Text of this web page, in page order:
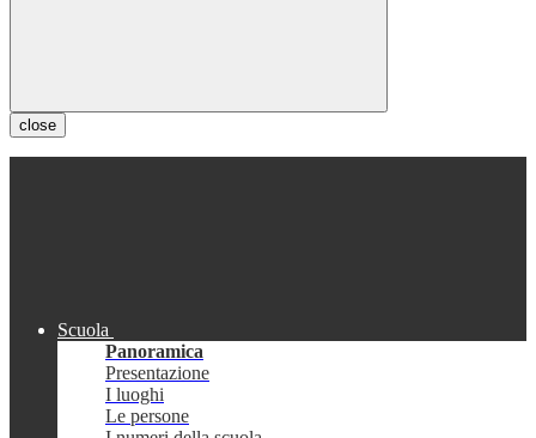
close
Scuola
Panoramica
Presentazione
I luoghi
Le persone